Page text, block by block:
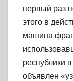
первый раз
этого в
машина
республики
объявлен